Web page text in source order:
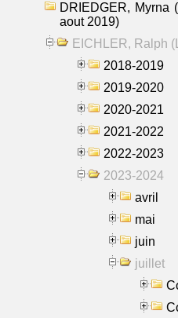
DRIEDGER, Myrna
aout 2019)
EICHLER, Ralph
2018-2019
2019-2020
2020-2021
2021-2022
2022-2023
2023-2024
avril
mai
juin
juillet